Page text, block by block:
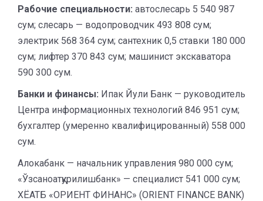
Рабочие специальности: автослесарь 5 540 987
сум; слесарь — водопроводчик 493 808 сум;
электрик 568 364 сум; сантехник 0,5 ставки 180 000
сум; лифтер 370 843 сум; машинист экскаватора
590 300 сум.
Банки и финансы: Ипак Йули Банк — руководитель
Центра информационных технологий 846 951 сум;
бухгалтер (умеренно квалифицированный) 558 000
сум.
Алокабанк — начальник управления 980 000 сум;
«Ўзсаноатқурилишбанк» — специалист 541 000 сум;
ХЁАТБ «OРИЕНТ ФИНАНС» (ORIENT FINANCE BANK)